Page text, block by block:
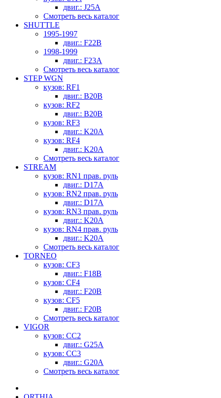
двиг.: J25A
Смотреть весь каталог
SHUTTLE
1995-1997
двиг.: F22B
1998-1999
двиг.: F23A
Смотреть весь каталог
STEP WGN
кузов: RF1
двиг.: B20B
кузов: RF2
двиг.: B20B
кузов: RF3
двиг.: K20A
кузов: RF4
двиг.: K20A
Смотреть весь каталог
STREAM
кузов: RN1 прав. руль
двиг.: D17A
кузов: RN2 прав. руль
двиг.: D17A
кузов: RN3 прав. руль
двиг.: K20A
кузов: RN4 прав. руль
двиг.: K20A
Смотреть весь каталог
TORNEO
кузов: CF3
двиг.: F18B
кузов: CF4
двиг.: F20B
кузов: CF5
двиг.: F20B
Смотреть весь каталог
VIGOR
кузов: CC2
двиг.: G25A
кузов: CC3
двиг.: G20A
Смотреть весь каталог